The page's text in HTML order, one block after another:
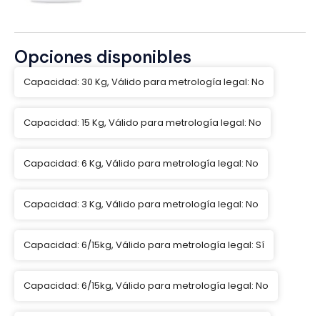
Opciones disponibles
Capacidad: 30 Kg, Válido para metrología legal: No
Capacidad: 15 Kg, Válido para metrología legal: No
Capacidad: 6 Kg, Válido para metrología legal: No
Capacidad: 3 Kg, Válido para metrología legal: No
Capacidad: 6/15kg, Válido para metrología legal: Sí
Capacidad: 6/15kg, Válido para metrología legal: No